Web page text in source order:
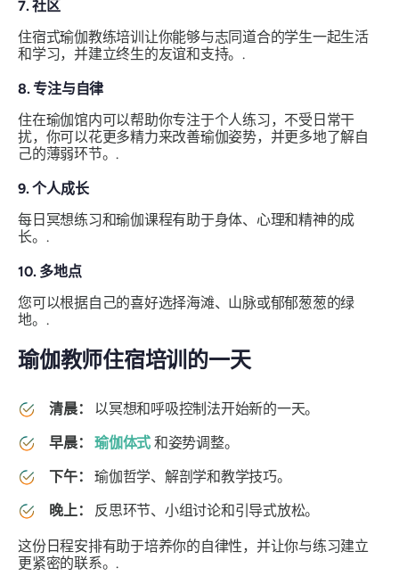
7. 社区
住宿式瑜伽教练培训让你能够与志同道合的学生一起生活
和学习，并建立终生的友谊和支持。.
8. 专注与自律
住在瑜伽馆内可以帮助你专注于个人练习，不受日常干
扰，你可以花更多精力来改善瑜伽姿势，并更多地了解自
己的薄弱环节。.
9. 个人成长
每日冥想练习和瑜伽课程有助于身体、心理和精神的成
长。.
10. 多地点
您可以根据自己的喜好选择海滩、山脉或郁郁葱葱的绿
地。.
瑜伽教师住宿培训的一天
清晨：
以冥想和呼吸控制法开始新的一天。
早晨：
瑜伽体式 和姿势调整。
下午：
瑜伽哲学、解剖学和教学技巧。
晚上：
反思环节、小组讨论和引导式放松。
这份日程安排有助于培养你的自律性，并让你与练习建立
更紧密的联系。.